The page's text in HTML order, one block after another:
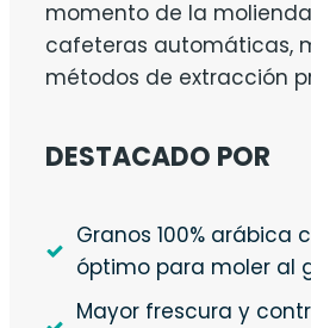
momento de la
cafeteras automáticas,
métodos de extracción
DESTACADO POR
Granos 100% arábica
óptimo para moler al
Mayor frescura y